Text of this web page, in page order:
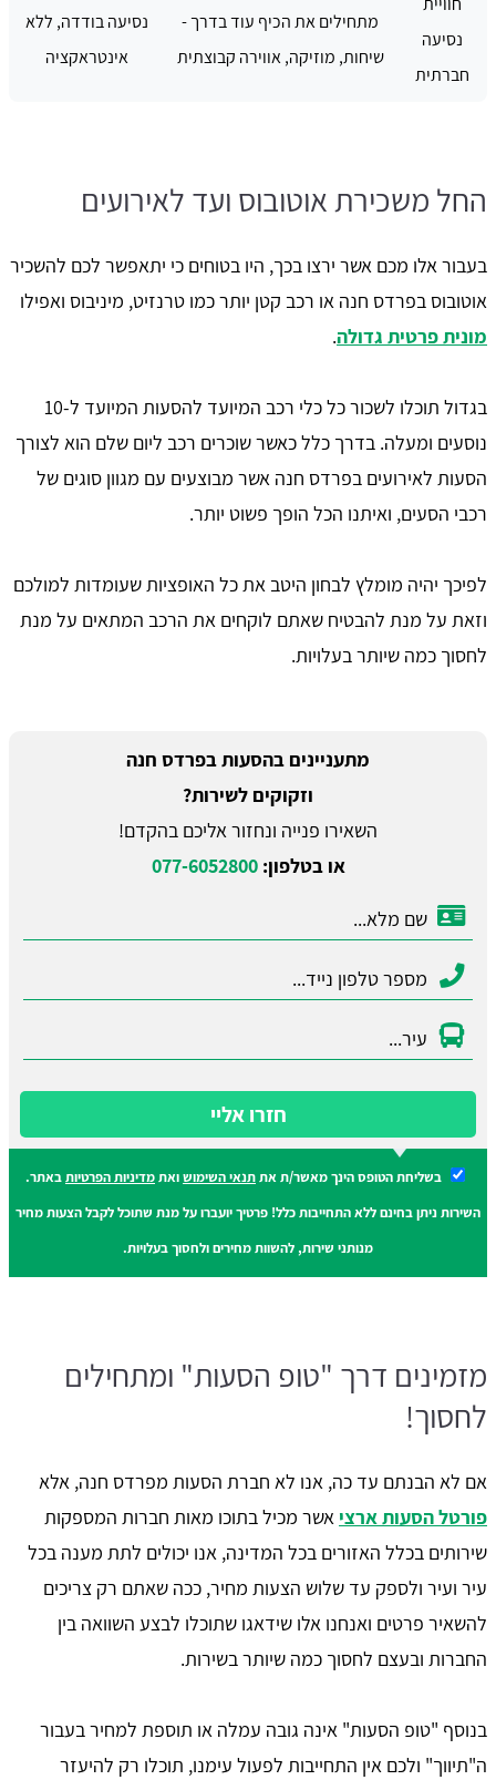
נסיעה
חברתית
מתחילים את הכיף עוד בדרך -
שיחות, מוזיקה, אווירה קבוצתית
נסיעה בודדה, ללא
אינטראקציה
החל משכירת אוטובוס ועד לאירועים
בעבור אלו מכם אשר ירצו בכך, היו בטוחים כי יתאפשר לכם להשכיר
אוטובוס בפרדס חנה או רכב קטן יותר כמו טרנזיט, מיניבוס ואפילו
מונית פרטית גדולה.
בגדול תוכלו לשכור כל כלי רכב המיועד להסעות המיועד ל-10
נוסעים ומעלה. בדרך כלל כאשר שוכרים רכב ליום שלם הוא לצורך
הסעות לאירועים בפרדס חנה אשר מבוצעים עם מגוון סוגים של
רכבי הסעים, ואיתנו הכל הופך פשוט יותר.
לפיכך יהיה מומלץ לבחון היטב את כל האופציות שעומדות למולכם
וזאת על מנת להבטיח שאתם לוקחים את הרכב המתאים על מנת
לחסוך כמה שיותר בעלויות.
מתעניינים בהסעות בפרדס חנה
וזקוקים לשירות?
השאירו פנייה ונחזור אליכם בהקדם!
או בטלפון:077-6052800
חזרו אליי
בשליחת הטופס הינך מאשר/ת אתתנאי השימושואתמדיניות הפרטיותבאתר.
השירות ניתן בחינם ללא התחייבות כלל! פרטיך יועברו על מנת שתוכל לקבל הצעות מחיר
מנותני שירות, להשוות מחירים ולחסוך בעלויות.
מזמינים דרך "טופ הסעות" ומתחילים
לחסוך!
אם לא הבנתם עד כה, אנו לא חברת הסעות מפרדס חנה, אלא
פורטל הסעות ארצי אשר מכיל בתוכו מאות חברות המספקות
שירותים בכלל האזורים בכל המדינה, אנו יכולים לתת מענה בכל
עיר ועיר ולספק עד שלוש הצעות מחיר, ככה שאתם רק צריכים
להשאיר פרטים ואנחנו אלו שידאגו שתוכלו לבצע השוואה בין
החברות ובעצם לחסוך כמה שיותר בשירות.
בנוסף "טופ הסעות" אינה גובה עמלה או תוספת למחיר בעבור
ה"תיווך" ולכם אין התחייבות לפעול עימנו, תוכלו רק להיעזר